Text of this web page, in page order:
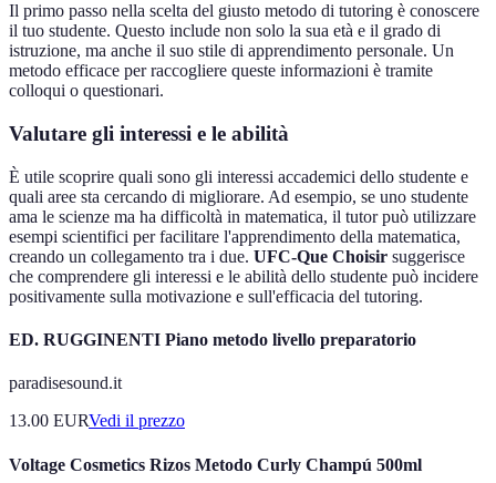
Il primo passo nella scelta del giusto metodo di tutoring è conoscere
il tuo studente. Questo include non solo la sua età e il grado di
istruzione, ma anche il suo stile di apprendimento personale. Un
metodo efficace per raccogliere queste informazioni è tramite
colloqui o questionari.
Valutare gli interessi e le abilità
È utile scoprire quali sono gli interessi accademici dello studente e
quali aree sta cercando di migliorare. Ad esempio, se uno studente
ama le scienze ma ha difficoltà in matematica, il tutor può utilizzare
esempi scientifici per facilitare l'apprendimento della matematica,
creando un collegamento tra i due. UFC-Que Choisir suggerisce
che comprendere gli interessi e le abilità dello studente può incidere
positivamente sulla motivazione e sull'efficacia del tutoring.
ED. RUGGINENTI Piano metodo livello preparatorio
paradisesound.it
13.00 EURVedi il prezzo
Voltage Cosmetics Rizos Metodo Curly Champú 500ml